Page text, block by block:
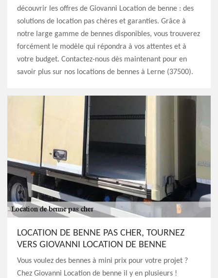
découvrir les offres de Giovanni Location de benne : des
solutions de location pas chères et garanties. Grâce à
notre large gamme de bennes disponibles, vous trouverez
forcément le modèle qui répondra à vos attentes et à
votre budget. Contactez-nous dès maintenant pour en
savoir plus sur nos locations de bennes à Lerne (37500).
LOCATION DE BENNE PAS CHER, TOURNEZ
VERS GIOVANNI LOCATION DE BENNE
Vous voulez des bennes à mini prix pour votre projet ?
Chez Giovanni Location de benne il y en plusieurs !